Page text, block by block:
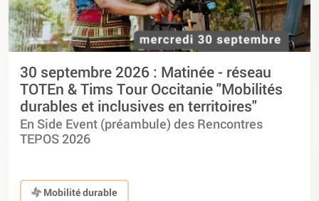
30 septembre 2026 : Matinée - réseau
TOTEn & Tims Tour Occitanie "Mobilités
durables et inclusives en territoires"
En Side Event (préambule) des Rencontres
TEPOS 2026
Mobilité durable